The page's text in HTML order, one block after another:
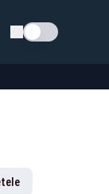
Schimba tema